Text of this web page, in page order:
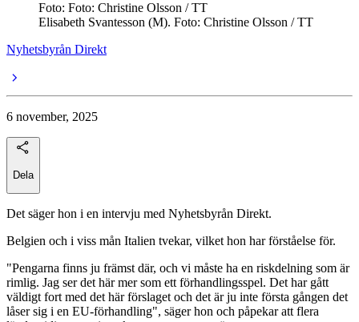
Foto: Foto: Christine Olsson / TT
Elisabeth Svantesson (M). Foto: Christine Olsson / TT
Nyhetsbyrån Direkt
6 november, 2025
Dela
Det säger hon i en intervju med Nyhetsbyrån Direkt.
Belgien och i viss mån Italien tvekar, vilket hon har förståelse för.
"Pengarna finns ju främst där, och vi måste ha en riskdelning som är
rimlig. Jag ser det här mer som ett förhandlingsspel. Det har gått
väldigt fort med det här förslaget och det är ju inte första gången det
låser sig i en EU-förhandling", säger hon och påpekar att flera